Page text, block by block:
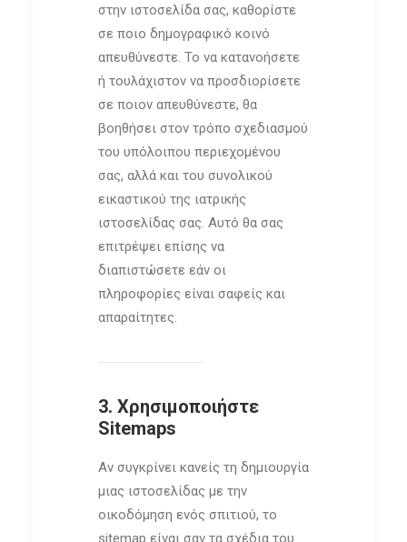
στην ιστοσελίδα σας, καθορίστε
σε ποιο δημογραφικό κοινό
απευθύνεστε. Το να κατανοήσετε
ή τουλάχιστον να προσδιορίσετε
σε ποιον απευθύνεστε, θα
βοηθήσει στον τρόπο σχεδιασμού
του υπόλοιπου περιεχομένου
σας, αλλά και του συνολικού
εικαστικού της ιατρικής
ιστοσελίδας σας. Αυτό θα σας
επιτρέψει επίσης να
διαπιστώσετε εάν οι
πληροφορίες είναι σαφείς και
απαραίτητες.
3. Χρησιμοποιήστε
Sitemaps
Αν συγκρίνει κανείς τη δημιουργία
μιας ιστοσελίδας με την
οικοδόμηση ενός σπιτιού, το
sitemap είναι σαν τα σχέδια του